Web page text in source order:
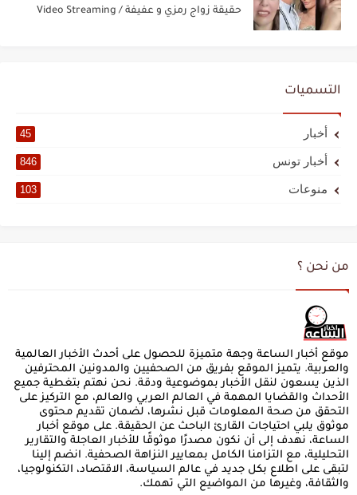
حقيقة زواج رمزي و عفيفة / Video Streaming
التسميات
أخبار 45
أخبار تونس 846
منوعات 103
من نحن ؟
موقع أخبار الساعة وجهة متميزة للحصول على أحدث الأخبار العالمية
والعربية. يتميز الموقع بفريق من الصحفيين والمدونين المحترفين
الذين يسعون لنقل الأخبار بموضوعية ودقة. نحن نهتم بتغطية جميع
الأحداث والقضايا المهمة في العالم العربي والعالم، مع التركيز على
التحقق من صحة المعلومات قبل نشرها، لضمان تقديم محتوى
موثوق يلبي احتياجات القارئ الباحث عن الحقيقة. على موقع أخبار
الساعة، نهدف إلى أن نكون مصدرًا موثوقًا للأخبار العاجلة والتقارير
التحليلية، مع التزامنا الكامل بمعايير النزاهة الصحفية. انضم إلينا
لتبقى على اطلاع بكل جديد في عالم السياسة، الاقتصاد، التكنولوجيا،
والثقافة، وغيرها من المواضيع التي تهمك.